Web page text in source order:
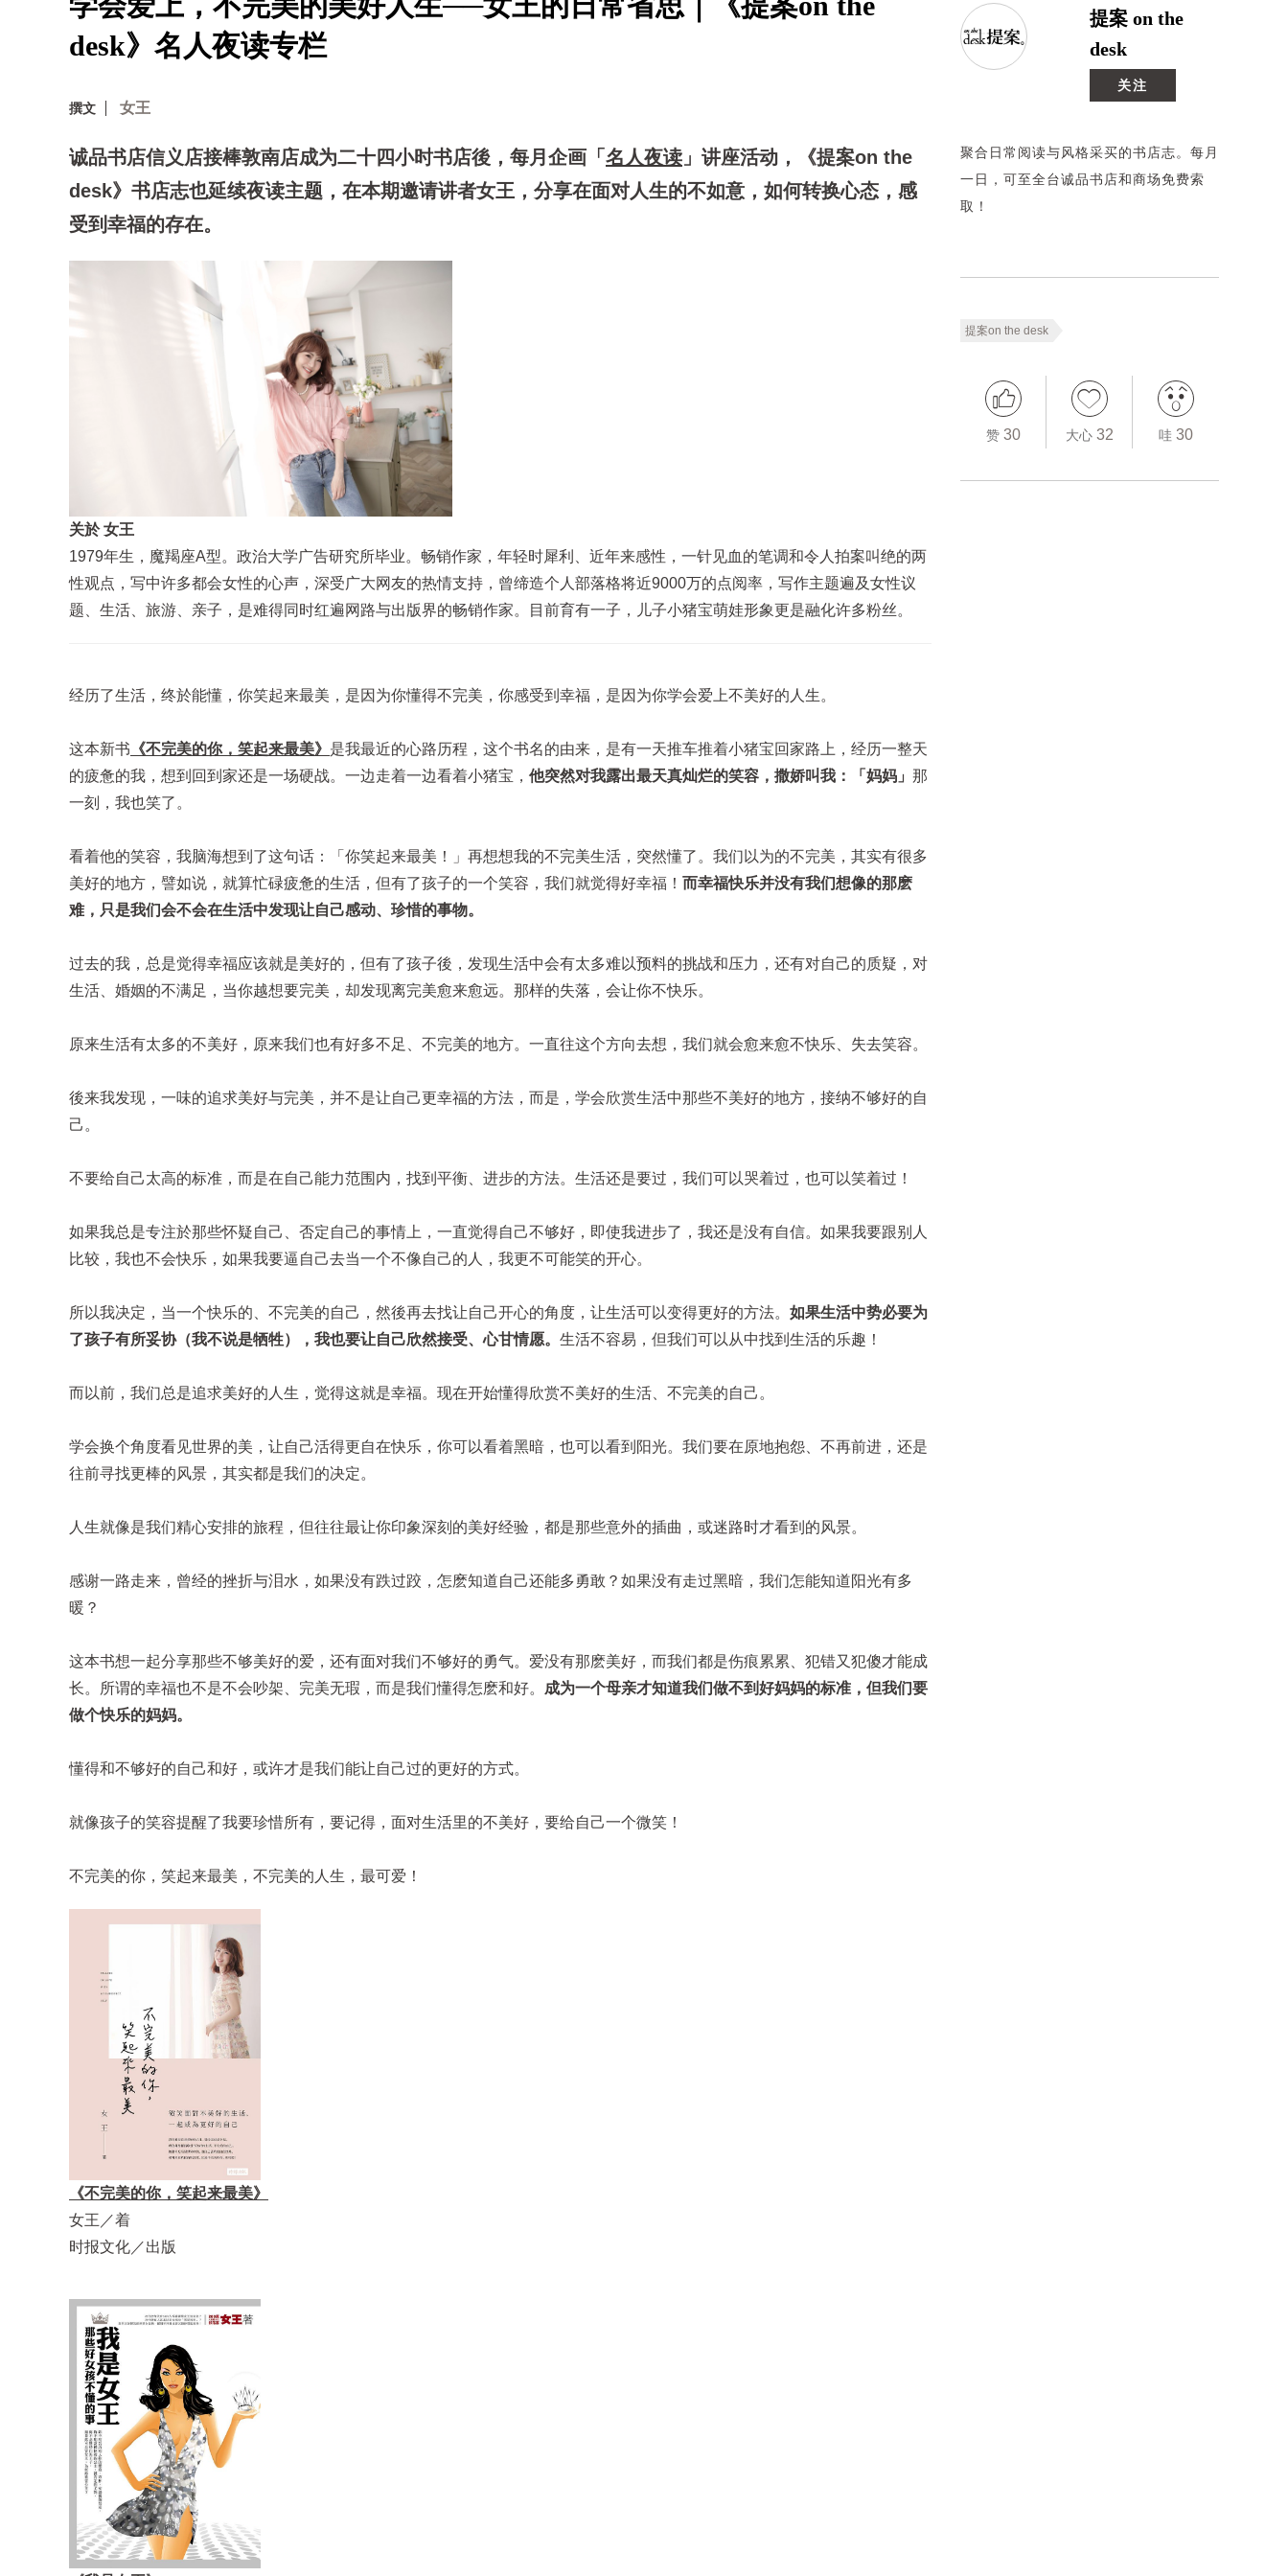
desk》名人夜读专栏
撰文 女王
诚品书店信义店接棒敦南店成为二十四小时书店後，每月企画 「 名人夜读 」 讲座活动，《提案on the
desk》书店志也延续夜读主题，在本期邀请讲者女王，分享在面对人生的不如意，如何转换心态，感
受到幸福的存在。
关於 女王
1979年生，魔羯座A型。政治大学广告研究所毕业。畅销作家，年轻时犀利、近年来感性，一针见血的笔调和令人拍案叫绝的两
性观点，写中许多都会女性的心声，深受广大网友的热情支持，曾缔造个人部落格将近9000万的点阅率，写作主题遍及女性议
题、生活、旅游、亲子，是难得同时红遍网路与出版界的畅销作家。目前育有一子，儿子小猪宝萌娃形象更是融化许多粉丝。
经历了生活，终於能懂，你笑起来最美，是因为你懂得不完美，你感受到幸福，是因为你学会爱上不美好的人生。
这本新书 《不完美的你，笑起来最美》 是我最近的心路历程，这个书名的由来，是有一天推车推着小猪宝回家路上，经历一整天
的疲惫的我，想到回到家还是一场硬战。一边走着一边看着小猪宝， 他突然对我露出最天真灿烂的笑容，撒娇叫我：「妈妈」 那
一刻，我也笑了。
看着他的笑容，我脑海想到了这句话：「你笑起来最美！」再想想我的不完美生活，突然懂了。我们以为的不完美，其实有很多
美好的地方，譬如说，就算忙碌疲惫的生活，但有了孩子的一个笑容，我们就觉得好幸福！ 而幸福快乐并没有我们想像的那麽
难，只是我们会不会在生活中发现让自己感动、珍惜的事物。
过去的我，总是觉得幸福应该就是美好的，但有了孩子後，发现生活中会有太多难以预料的挑战和压力，还有对自己的质疑，对
生活、婚姻的不满足，当你越想要完美，却发现离完美愈来愈远。那样的失落，会让你不快乐。
原来生活有太多的不美好，原来我们也有好多不足、不完美的地方。一直往这个方向去想，我们就会愈来愈不快乐、失去笑容。
後来我发现，一味的追求美好与完美，并不是让自己更幸福的方法，而是，学会欣赏生活中那些不美好的地方，接纳不够好的自
己。
不要给自己太高的标准，而是在自己能力范围内，找到平衡、进步的方法。生活还是要过，我们可以哭着过，也可以笑着过！
如果我总是专注於那些怀疑自己、否定自己的事情上，一直觉得自己不够好，即使我进步了，我还是没有自信。如果我要跟别人
比较，我也不会快乐，如果我要逼自己去当一个不像自己的人，我更不可能笑的开心。
所以我决定，当一个快乐的、不完美的自己，然後再去找让自己开心的角度，让生活可以变得更好的方法。 如果生活中势必要为
了孩子有所妥协（我不说是牺牲），我也要让自己欣然接受、心甘情愿。 生活不容易，但我们可以从中找到生活的乐趣！
而以前，我们总是追求美好的人生，觉得这就是幸福。现在开始懂得欣赏不美好的生活、不完美的自己。
学会换个角度看见世界的美，让自己活得更自在快乐，你可以看着黑暗，也可以看到阳光。我们要在原地抱怨、不再前进，还是
往前寻找更棒的风景，其实都是我们的决定。
人生就像是我们精心安排的旅程，但往往最让你印象深刻的美好经验，都是那些意外的插曲，或迷路时才看到的风景。
感谢一路走来，曾经的挫折与泪水，如果没有跌过跤，怎麽知道自己还能多勇敢？如果没有走过黑暗，我们怎能知道阳光有多
暖？
这本书想一起分享那些不够美好的爱，还有面对我们不够好的勇气。爱没有那麽美好，而我们都是伤痕累累、犯错又犯傻才能成
长。所谓的幸福也不是不会吵架、完美无瑕，而是我们懂得怎麽和好。 成为一个母亲才知道我们做不到好妈妈的标准，但我们要
做个快乐的妈妈。
懂得和不够好的自己和好，或许才是我们能让自己过的更好的方式。
就像孩子的笑容提醒了我要珍惜所有，要记得，面对生活里的不美好，要给自己一个微笑！
不完美的你，笑起来最美，不完美的人生，最可爱！
《不完美的你，笑起来最美》
女王／着
时报文化／出版
提案 on the
desk
关注
聚合日常阅读与风格采买的书店志。每月
一日，可至全台诚品书店和商场免费索
取！
提案on the desk
赞 30 大心 32 哇 30